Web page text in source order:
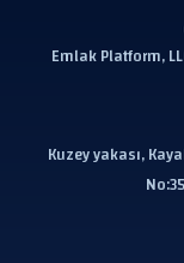
Emlak Platform,
Kuzey yakası,